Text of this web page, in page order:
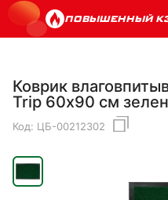
ПОВЫШЕННЫЙ
Коврик
Trip 60х90 см
Код: ЦБ-00212302